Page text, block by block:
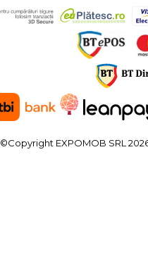
©Copyright EXPOMOB SRL